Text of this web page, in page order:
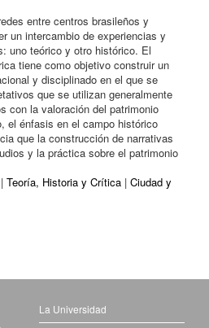
entre centros brasileños y
un intercambio de experiencias y
uno teórico y otro histórico. El
tiene como objetivo construir un
y disciplinado en el que se
que se utilizan generalmente
con la valoración del patrimonio
el énfasis en el campo histórico
que la construcción de narrativas
y la práctica sobre el patrimonio
| Teoría, Historia y Crítica | Ciudad y
La Universidad